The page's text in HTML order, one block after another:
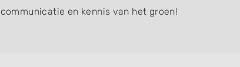
communicatie en kennis van het groen!